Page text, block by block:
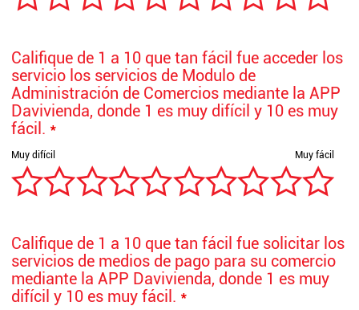
Califique de 1 a 10 que tan fácil fue acceder los
servicio los servicios de Modulo de
Administración de Comercios mediante la APP
Davivienda, donde 1 es muy difícil y 10 es muy
fácil. *
Califique de 1 a 10 que tan fácil fue solicitar los
servicios de medios de pago para su comercio
mediante la APP Davivienda, donde 1 es muy
difícil y 10 es muy fácil. *